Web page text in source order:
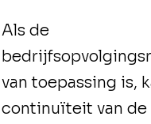
Als de
van toepassing is,
continuïteit van